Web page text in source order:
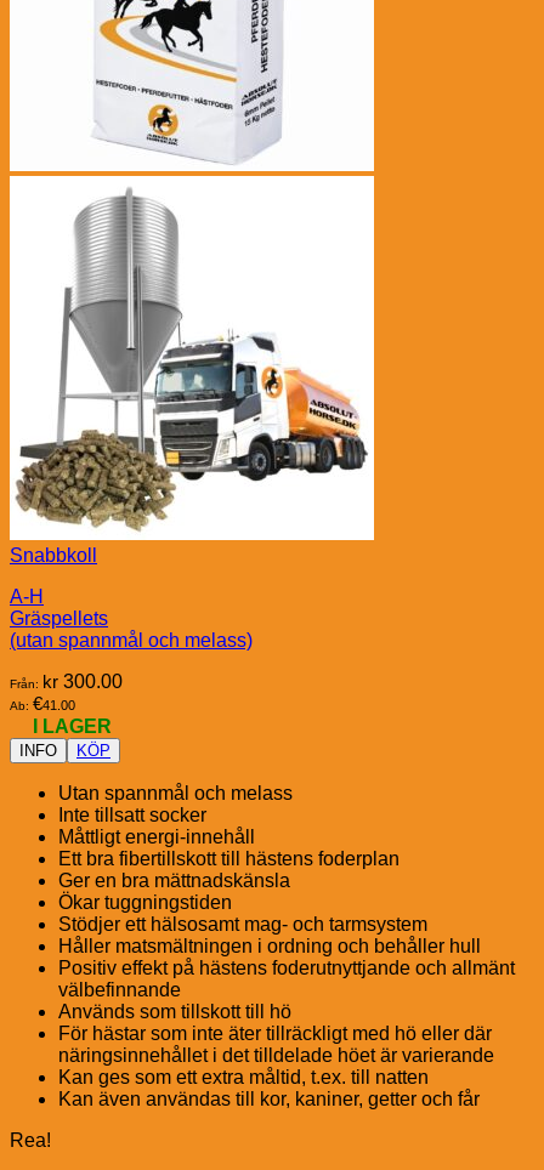
Snabbkoll
A-H
Gräspellets
(utan spannmål och melass)
Från: kr 300.00
Ab: €41.00
I LAGER
INFO KÖP
Utan spannmål och melass
Inte tillsatt socker
Måttligt energi-innehåll
Ett bra fibertillskott till hästens foderplan
Ger en bra mättnadskänsla
Ökar tuggningstiden
Stödjer ett hälsosamt mag- och tarmsystem
Håller matsmältningen i ordning och behåller hull
Positiv effekt på hästens foderutnyttjande och allmänt
välbefinnande
Används som tillskott till hö
För hästar som inte äter tillräckligt med hö eller där
näringsinnehållet i det tilldelade höet är varierande
Kan ges som ett extra måltid, t.ex. till natten
Kan även användas till kor, kaniner, getter och får
Rea!